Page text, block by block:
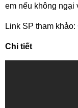
em nếu không ngại
Link SP tham khảo:
Chi tiết